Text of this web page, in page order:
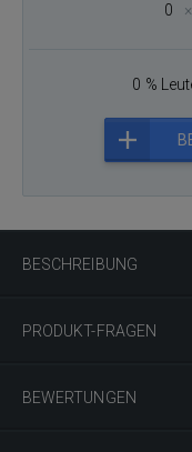
BESCHREIBUNG
PRODUKT-FRAGEN
BEWERTUNGEN
0
×
0 %